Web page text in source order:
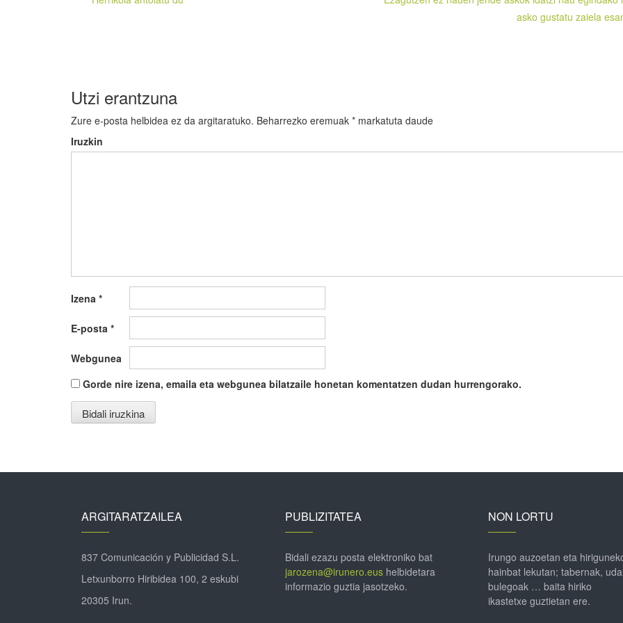
zehar
asko gustatu zaiela
Utzi erantzuna
Zure e-posta helbidea ez da argitaratuko. Beharrezko eremuak * markatuta daude
Iruzkin
Izena *
E-posta *
Webgunea
Gorde nire izena, emaila eta webgunea bilatzaile honetan komentatzen dudan hurrengorako.
ARGITARATZAILEA
837 Comunicación y Publicidad S.L.
Letxunborro Hiribidea 100, 2 eskubi
20305 Irun.
PUBLIZITATEA
Bidali ezazu posta elektroniko bat
jarozena@irunero.eushelbidetara
informazio guztia jasotzeko.
NON LORTU
Irungo auzoetan eta
hainbat lekutan; tabernak,
bulegoak … baita hiriko
ikastetxe guztietan ere.